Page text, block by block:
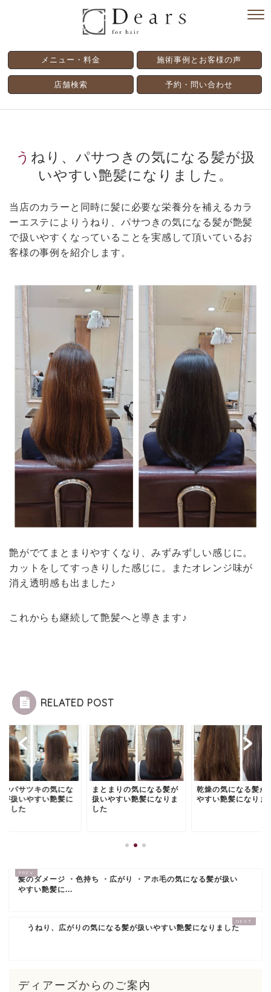
メニュー・料金 施術事例とお客様の声
店舗検索 予約・問い合わせ
うねり、パサつきの気になる髪が扱
いやすい艶髪になりました。
当店のカラーと同時に髪に必要な栄養分を補えるカラ
ーエステによりうねり、パサつきの気になる髪が艶髪
で扱いやすくなっていることを実感して頂いているお
客様の事例を紹介します。
艶がでてまとまりやすくなり、みずみずしい感じに。
カットをしてすっきりした感じに。またオレンジ味が
消え透明感も出ました♪
これからも継続して艶髪へと導きます♪
RELATED POST
やパサツキの気にな
が扱いやすい艶髪に
ました
まとまりの気になる髪が
扱いやすい艶髪になりま
した
乾燥の気になる髪が
やすい艶髪になりま
髪のダメージ ・色持ち ・広がり ・アホ毛の気になる髪が扱い
やすい艶髪に...
うねり、広がりの気になる髪が扱いやすい艶髪になりました
ディアーズからのご案内